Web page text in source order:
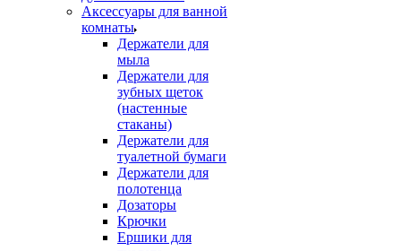
Аксессуары для ванной
комнаты
Держатели для
мыла
Держатели для
зубных щеток
(настенные
стаканы)
Держатели для
туалетной бумаги
Держатели для
полотенца
Дозаторы
Крючки
Ершики для